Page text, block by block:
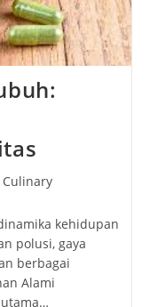
Culinary
kehidupan
polusi, gaya
berbagai
Alami